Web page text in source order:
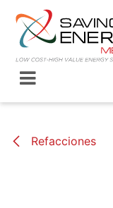
Ir al contenido
Refacciones